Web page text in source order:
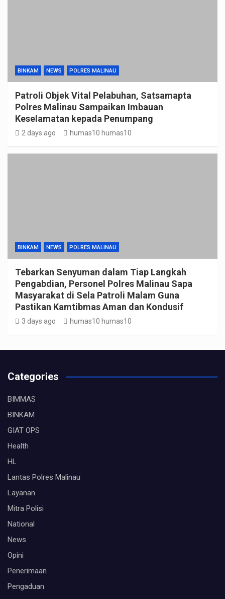
BINKAM NEWS POLRES MALINAU
Patroli Objek Vital Pelabuhan, Satsamapta
Polres Malinau Sampaikan Imbauan
Keselamatan kepada Penumpang
2 days ago humas10 humas10
BINKAM NEWS POLRES MALINAU
Tebarkan Senyuman dalam Tiap Langkah
Pengabdian, Personel Polres Malinau Sapa
Masyarakat di Sela Patroli Malam Guna
Pastikan Kamtibmas Aman dan Kondusif
3 days ago humas10 humas10
Categories
BIMMAS
BINKAM
GIAT OPS
Health
HL
Lantas Polres Malinau
Layanan
Mitra Polisi
National
News
Opini
Penerimaan
Pengaduan